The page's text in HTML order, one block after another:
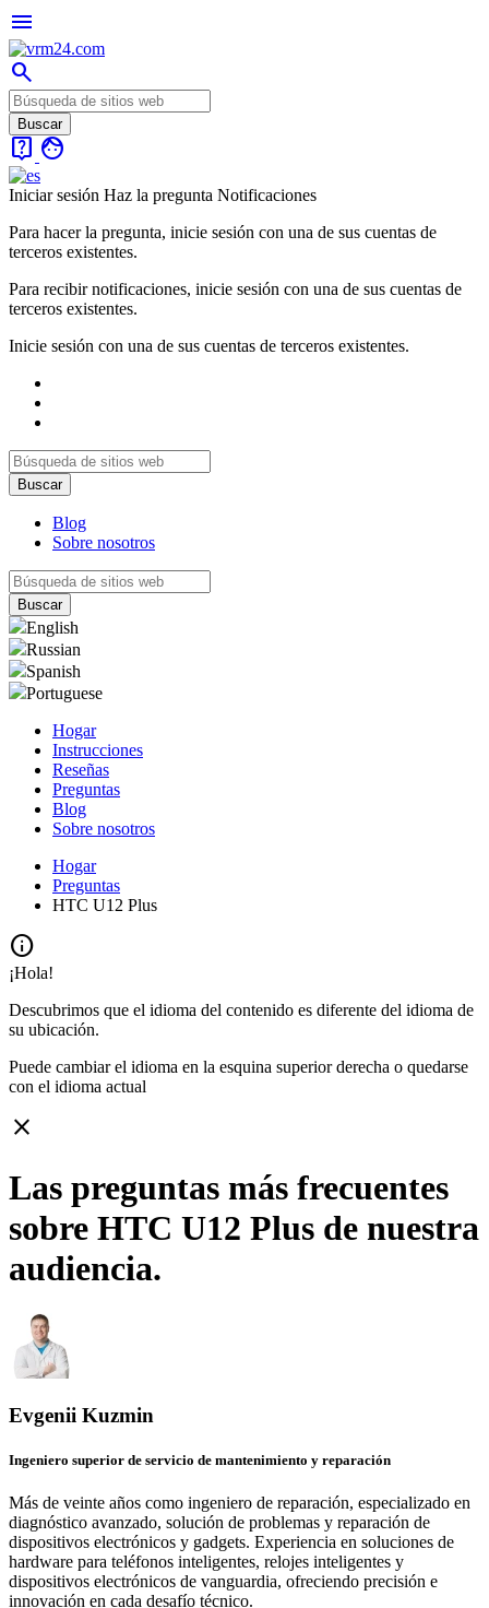
menu
search
live_help face
Iniciar sesión Haz la pregunta Notificaciones
Para hacer la pregunta, inicie sesión con una de sus cuentas de
terceros existentes.
Para recibir notificaciones, inicie sesión con una de sus cuentas de
terceros existentes.
Inicie sesión con una de sus cuentas de terceros existentes.
Blog
Sobre nosotros
English
Russian
Spanish
Portuguese
Hogar
Instrucciones
Reseñas
Preguntas
Blog
Sobre nosotros
Hogar
Preguntas
HTC U12 Plus
info
¡Hola!
Descubrimos que el idioma del contenido es diferente del idioma de
su ubicación.
Puede cambiar el idioma en la esquina superior derecha o quedarse
con el idioma actual
close
Las preguntas más frecuentes
sobre HTC U12 Plus de nuestra
audiencia.
Evgenii Kuzmin
Ingeniero superior de servicio de mantenimiento y reparación
Más de veinte años como ingeniero de reparación, especializado en
diagnóstico avanzado, solución de problemas y reparación de
dispositivos electrónicos y gadgets. Experiencia en soluciones de
hardware para teléfonos inteligentes, relojes inteligentes y
dispositivos electrónicos de vanguardia, ofreciendo precisión e
innovación en cada desafío técnico.